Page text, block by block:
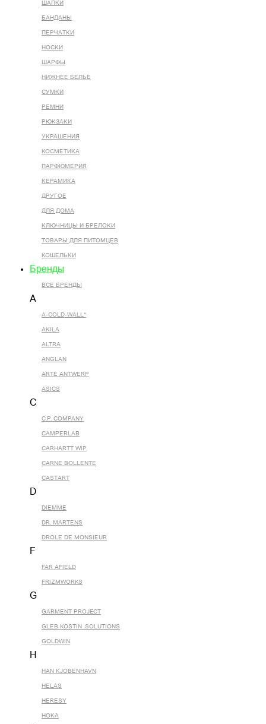
ШАПКИ
БАНДАНЫ
ПЕРЧАТКИ
НОСКИ
ШАРФЫ
НИЖНЕЕ БЕЛЬЕ
СУМКИ
РЕМНИ
РЮКЗАКИ
УКРАШЕНИЯ
КОСМЕТИКА
ПАРФЮМЕРИЯ
КЕРАМИКА
ДРУГОЕ
ДЛЯ ДОМА
КЛЮЧНИЦЫ И БРЕЛОКИ
ТОВАРЫ ДЛЯ ПИТОМЦЕВ
КОШЕЛЬКИ
Бренды
ВСЕ БРЕНДЫ
A
A-COLD-WALL*
AKILA
ALTRA
ANGLAN
ARTE ANTWERP
ASICS
C
C.P. COMPANY
CAMPERLAB
CARHARTT WIP
CARNE BOLLENTE
CASTART
D
DIEMME
DR. MARTENS
DROLE DE MONSIEUR
F
FAR AFIELD
FRIZMWORKS
G
GARMENT PROJECT
GLEB KOSTIN .SOLUTIONS
GOLDWIN
H
HAN KJOBENHAVN
HELAS
HERESY
HOKA